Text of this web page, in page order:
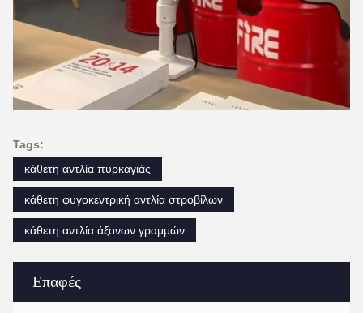
Επαφές
Tags:
κάθετη αντλία πυρκαγιάς
κάθετη φυγοκεντρική αντλία στροβίλων
κάθετη αντλία άξονων γραμμών